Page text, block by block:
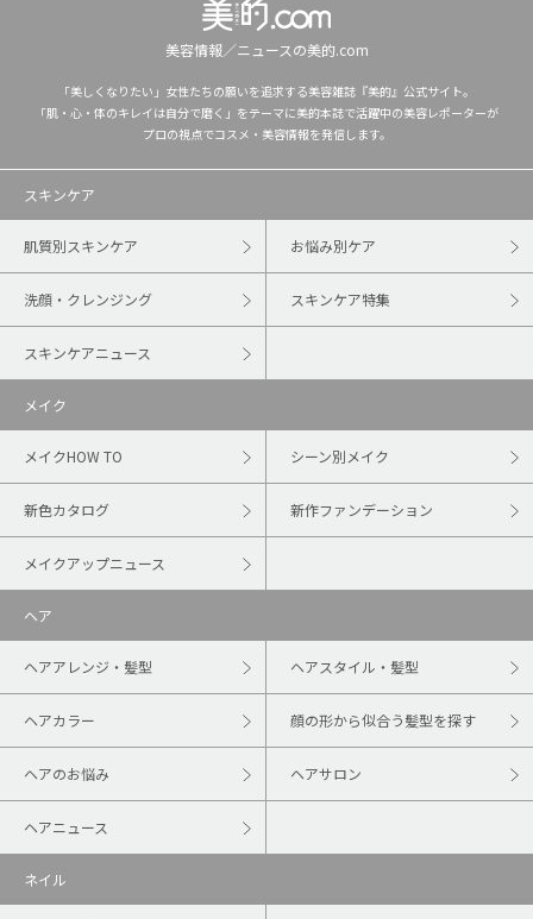
美容情報／ニュースの美的.com
「美しくなりたい」女性たちの願いを追求する美容雑誌『美的』公式サイト。
「肌・心・体のキレイは自分で磨く」をテーマに美的本誌で活躍中の美容レポーターが
プロの視点でコスメ・美容情報を発信します。
スキンケア
肌質別スキンケア お悩み別ケア
洗顔・クレンジング スキンケア特集
スキンケアニュース
メイク
メイクHOW TO シーン別メイク
新色カタログ 新作ファンデーション
メイクアップニュース
ヘア
ヘアアレンジ・髪型 ヘアスタイル・髪型
ヘアカラー 顔の形から似合う髪型を探す
ヘアのお悩み ヘアサロン
ヘアニュース
ネイル